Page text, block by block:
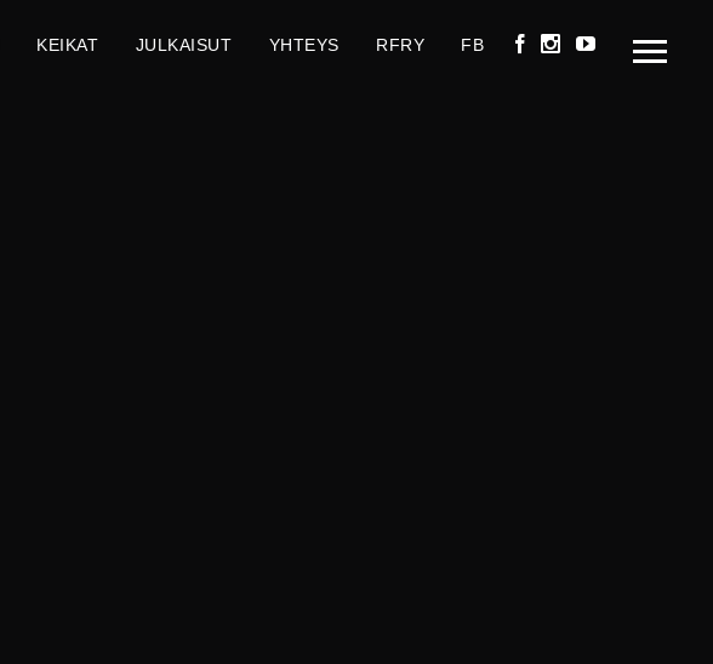
KEIKAT JULKAISUT YHTEYS RFRY FB